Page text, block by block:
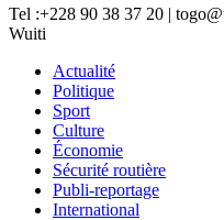
Tel :+228 90 38 37 20 |
Wuiti
Actualité
Politique
Sport
Culture
Économie
Sécurité routière
Publi-reportage
International